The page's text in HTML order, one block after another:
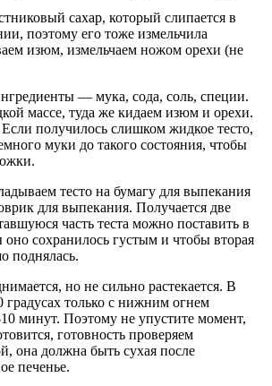
сахар, который слипается в
поэтому его тоже измельчила
изюм, измельчаем ножом орехи (не
— мука, сода, соль, специи.
массе, туда же кидаем изюм и орехи.
получилось слишком жидкое тесто,
муки до такого состояния, чтобы
тесто на бумагу для выпекания
для выпекания. Получается две
часть теста можно поставить в
сохранилось густым и чтобы вторая
поднялась.
но не сильно растекается. В
градусах только с нижним огнем
минут. Поэтому не упустите момент,
готовность проверяем
она должна быть сухая после
печенье.